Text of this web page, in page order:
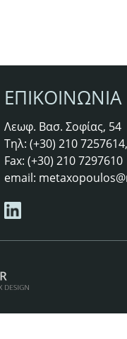
ΕΠΙΚΟΙΝΩΝΙΑ
Λεωφ. Βασ. Σοφίας, 54
Τηλ: (+30) 210
Fax: (+30) 210 7297610
email: